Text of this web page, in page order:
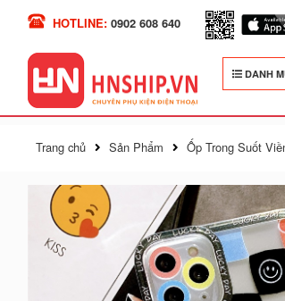
HOTLINE: 0902 608 640
DANH
Trang chủ Sản Phẩm Ốp Trong Suốt